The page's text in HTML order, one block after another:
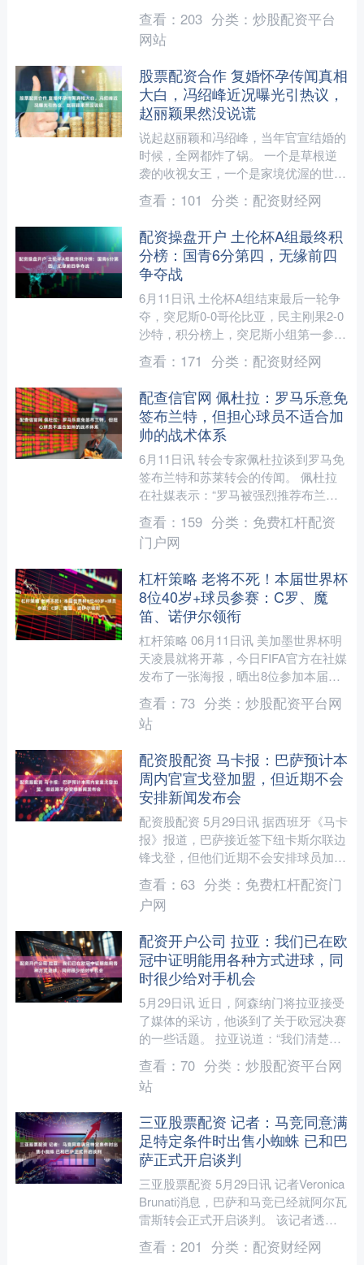
虽然C罗对婚期严格保密，但初步确定
是在美加墨世界杯决赛结束之....
查看： 203 分类： 炒股配资平台
网站
股票配资合作 复婚怀孕传闻真相
大白，冯绍峰近况曝光引热议，
赵丽颖果然没说谎
说起赵丽颖和冯绍峰，当年官宣结婚的
时候，全网都炸了锅。 一个是草根逆
袭的收视女王，一个是家境优渥的世家
公子，多少人直呼\"神仙爱情照进现实
\"。 可谁能想到，这....
查看： 101 分类： 配资财经网
配资操盘开户 土伦杯A组最终积
分榜：国青6分第四，无缘前四
争夺战
6月11日讯 土伦杯A组结束最后一轮争
夺，突尼斯0-0哥伦比亚，民主刚果2-0
沙特，积分榜上，突尼斯小组第一参加
决赛，民主刚果第二参加三四名决赛，
国青第四无缘前....
查看： 171 分类： 配资财经网
配查信官网 佩杜拉：罗马乐意免
签布兰特，但担心球员不适合加
帅的战术体系
6月11日讯 转会专家佩杜拉谈到罗马免
签布兰特和苏莱转会的传闻。 佩杜拉
在社媒表示：“罗马被强烈推荐布兰特
免费加盟，这个选择很受欢迎，但他并
不适合加斯佩里尼的战....
查看： 159 分类： 免费杠杆配资
门户网
杠杆策略 老将不死！本届世界杯
8位40岁+球员参赛：C罗、魔
笛、诺伊尔领衔
杠杆策略 06月11日讯 美加墨世界杯明
天凌晨就将开幕，今日FIFA官方在社媒
发布了一张海报，晒出8位参加本届世
界杯40岁及以上的球员。 C罗——41
岁，葡萄牙....
查看： 73 分类： 炒股配资平台网
站
配资股配资 马卡报：巴萨预计本
周内官宣戈登加盟，但近期不会
安排新闻发布会
配资股配资 5月29日讯 据西班牙《马卡
报》报道，巴萨接近签下纽卡斯尔联边
锋戈登，但他们近期不会安排球员加盟
的新闻发布会。 巴萨的计划是尽快正
式官宣戈登的加盟，....
查看： 63 分类： 免费杠杆配资门
户网
配资开户公司 拉亚：我们已在欧
冠中证明能用各种方式进球，同
时很少给对手机会
5月29日讯 近日，阿森纳门将拉亚接受
了媒体的采访，他谈到了关于欧冠决赛
的一些话题。 拉亚说道：“我们清楚自
己是什么样的球队，并且在整个欧冠赛
季中已经证明了这一....
查看： 70 分类： 炒股配资平台网
站
三亚股票配资 记者：马竞同意满
足特定条件时出售小蜘蛛 已和巴
萨正式开启谈判
三亚股票配资 5月29日讯 记者Veronica
Brunati消息，巴萨和马竞已经就阿尔瓦
雷斯转会正式开启谈判。 该记者透
露：“巴塞罗那和马德里竞技已就胡利
安....
查看： 201 分类： 配资财经网